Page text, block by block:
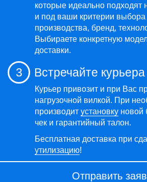
которые идеально подходят
и под ваши критерии выбора
производства, бренд,
Выбираете конкретную
доставки.
3 Встречайте курьера
Курьер привозит и при Вас
нагрузочной вилкой. При
производит установку новой
чек и гарантийный талон.
Бесплатная доставка при
утилизацию!
Отправить